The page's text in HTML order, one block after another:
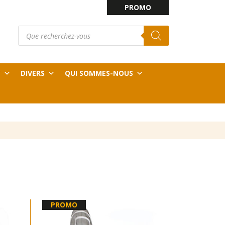
PROMO
Recherche
produits
DIVERS QUI SOMMES-NOUS
PROMO